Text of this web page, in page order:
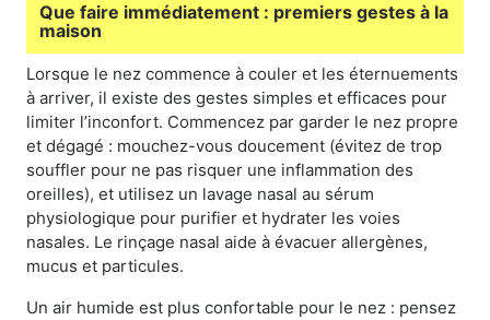
Que faire immédiatement : premiers gestes à la
maison
Lorsque le nez commence à couler et les éternuements
à arriver, il existe des gestes simples et efficaces pour
limiter l’inconfort. Commencez par garder le nez propre
et dégagé : mouchez-vous doucement (évitez de trop
souffler pour ne pas risquer une inflammation des
oreilles), et utilisez un lavage nasal au sérum
physiologique pour purifier et hydrater les voies
nasales. Le rinçage nasal aide à évacuer allergènes,
mucus et particules.
Un air humide est plus confortable pour le nez : pensez